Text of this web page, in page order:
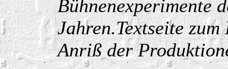
Bühnenexperimente
Jahren.Textseite
Anriß der